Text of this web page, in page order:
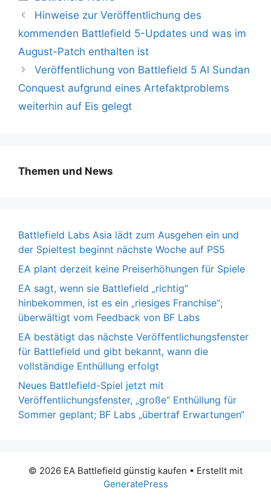
Hinweise zur Veröffentlichung des
kommenden Battlefield 5-Updates und was im
August-Patch enthalten ist
Veröffentlichung von Battlefield 5 Al Sundan
Conquest aufgrund eines Artefaktproblems
weiterhin auf Eis gelegt
Themen und News
Battlefield Labs Asia lädt zum Ausgehen ein und
der Spieltest beginnt nächste Woche auf PS5
EA plant derzeit keine Preiserhöhungen für Spiele
EA sagt, wenn sie Battlefield „richtig“
hinbekommen, ist es ein „riesiges Franchise“;
überwältigt vom Feedback von BF Labs
EA bestätigt das nächste Veröffentlichungsfenster
für Battlefield und gibt bekannt, wann die
vollständige Enthüllung erfolgt
Neues Battlefield-Spiel jetzt mit
Veröffentlichungsfenster, „große“ Enthüllung für
Sommer geplant; BF Labs „übertraf Erwartungen“
© 2026 EA Battlefield günstig kaufen • Erstellt mit
GeneratePress